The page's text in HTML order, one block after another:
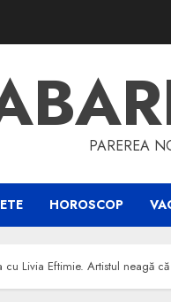
PAREREA
HOROSCOP
Livia Eftimie. Artistul neagă